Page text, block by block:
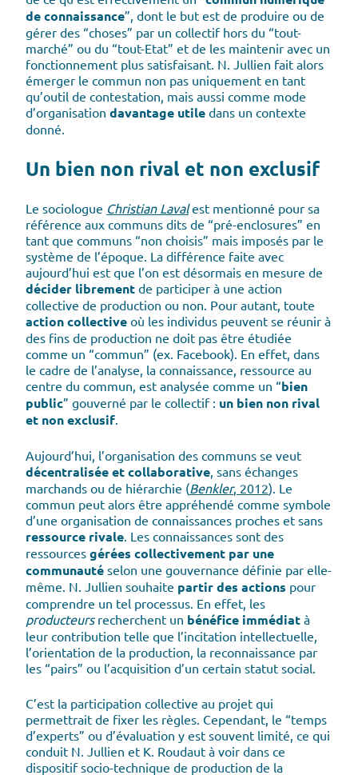
de connaissance”, dont le but est de produire ou de
gérer des “choses” par un collectif hors du “tout-
marché” ou du “tout-Etat” et de les maintenir avec un
fonctionnement plus satisfaisant. N. Jullien fait alors
émerger le commun non pas uniquement en tant
qu’outil de contestation, mais aussi comme mode
d’organisation davantage utile dans un contexte
donné.
Un bien non rival et non exclusif
Le sociologue Christian Lavalest mentionné pour sa
référence aux communs dits de “pré-enclosures” en
tant que communs “non choisis” mais imposés par le
système de l’époque. La différence faite avec
aujourd’hui est que l’on est désormais en mesure de
décider librement de participer à une action
collective de production ou non. Pour autant, toute
action collective où les individus peuvent se réunir à
des fins de production ne doit pas être étudiée
comme un “commun” (ex. Facebook). En effet, dans
le cadre de l’analyse, la connaissance, ressource au
centre du commun, est analysée comme un “bien
public” gouverné par le collectif : un bien non rival
et non exclusif.
Aujourd’hui, l’organisation des communs se veut
décentralisée et collaborative, sans échanges
marchands ou de hiérarchie (Benkler, 2012). Le
commun peut alors être appréhendé comme symbole
d’une organisation de connaissances proches et sans
ressource rivale. Les connaissances sont des
ressources gérées collectivement par une
communauté selon une gouvernance définie par elle-
même. N. Jullien souhaite partir des actions pour
comprendre un tel processus. En effet, les
producteursrecherchent un bénéfice immédiat à
leur contribution telle que l’incitation intellectuelle,
l’orientation de la production, la reconnaissance par
les “pairs” ou l’acquisition d’un certain statut social.
C’est la participation collective au projet qui
permettrait de fixer les règles. Cependant, le “temps
d’experts” ou d’évaluation y est souvent limité, ce qui
conduit N. Jullien et K. Roudaut à voir dans ce
dispositif socio-technique de production de la